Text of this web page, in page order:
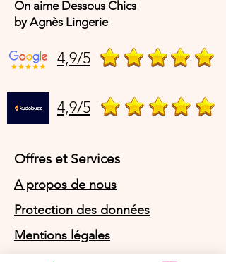
On aime Dessous Chics
by Agnès Lingerie
4,9/5
4,9/5
Offres et Services
A propos de nous
Protection des données
Mentions légales